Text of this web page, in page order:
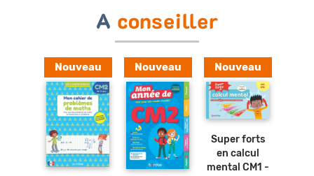
A conseiller
Nouveau
Ajouter
au
Nouveau
Ajouter
au
Nouveau
Ajouter
au
Super forts
en calcul
mental CM1 -